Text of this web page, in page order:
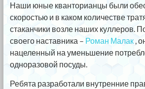
Наши юные кванторианцы были
скоростью и в каком количестве
стаканчики возле наших куллеров.
своего наставника – Роман Малак,
нацеленный на уменьшение
одноразовой посуды.
Ребята разработали внутренние